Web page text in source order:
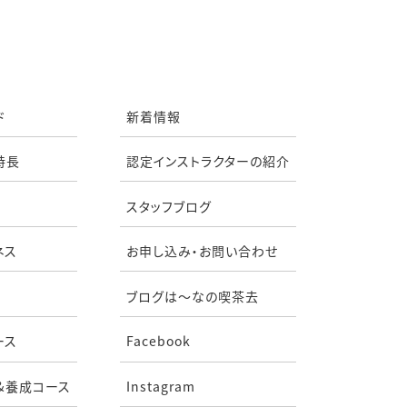
長
ス
養成コース
新着情報
認定インストラクターの紹介
スタッフブログ
お申し込み・お問い合わせ
ブログは〜なの喫茶去
Facebook
Instagram